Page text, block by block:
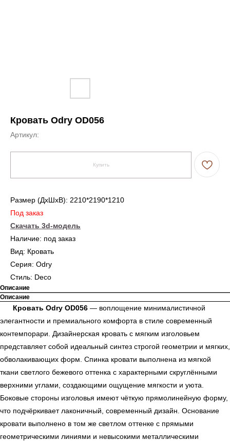
Кровать Odry OD056
Артикул:
Купить
Размер (ДxШxВ): 2210*2190*1210
Под заказ
Скачать 3d-модель
Наличие: под заказ
Вид: Кровать
Серия: Odry
Стиль: Deco
Описание
Описание
Кровать Odry OD056 — воплощение минималистичной
элегантности и премиального комфорта в стиле современный
контемпорари. Дизайнерская кровать с мягким изголовьем
представляет собой идеальный синтез строгой геометрии и мягких,
обволакивающих форм. Спинка кровати выполнена из мягкой
ткани светлого бежевого оттенка с характерными скруглёнными
верхними углами, создающими ощущение мягкости и уюта.
Боковые стороны изголовья имеют чёткую прямолинейную форму,
что подчёркивает лаконичный, современный дизайн. Основание
кровати выполнено в том же светлом оттенке с прямыми
геометрическими линиями и невысокими металлическими